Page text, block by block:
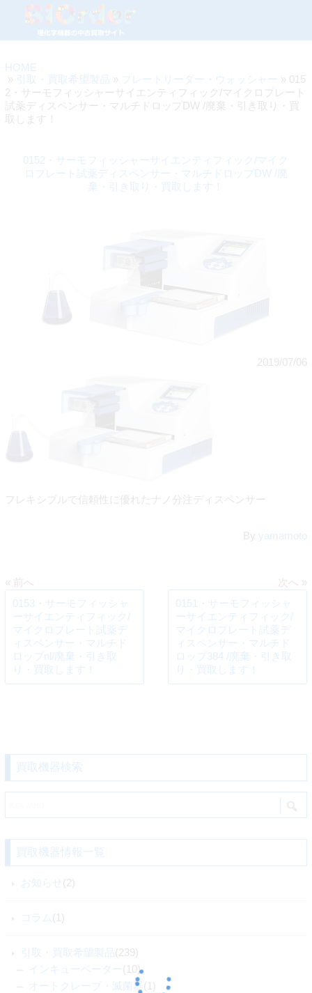
HOME
» 引取・買取希望製品 » プレートリーダー・ウォッシャー » 015
2・サーモフィッシャーサイエンティフィック/マイクロプレート
試薬ディスペンサー・マルチドロップDW /廃棄・引き取り・買
取します！
0152・サーモフィッシャーサイエンティフィック/マイク
ロプレート試薬ディスペンサー・マルチドロップDW /廃
棄・引き取り・買取します！
2019/07/06
フレキシブルで信頼性に優れたナノ分注ディスペンサー
By yamamoto
« 前へ
0153・サーモフィッシャ
ーサイエンティフィック/
マイクロプレート試薬デ
ィスペンサー・マルチド
ロップnl/廃棄・引き取
り・買取します！
次へ »
0151・サーモフィッシャ
ーサイエンティフィック/
マイクロプレート試薬デ
ィスペンサー・マルチド
ロップ384 /廃棄・引き取
り・買取します！
買取機器検索
買取機器情報一覧
お知らせ (2)
コラム(1)
引取・買取希望製品(239)
インキューベーター(10)
オートクレーブ・滅菌器 (1)